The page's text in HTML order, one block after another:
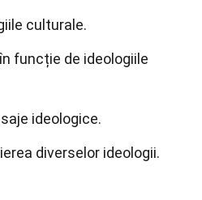
culturale.
funcție de ideologiile
ideologice.
diverselor ideologii.